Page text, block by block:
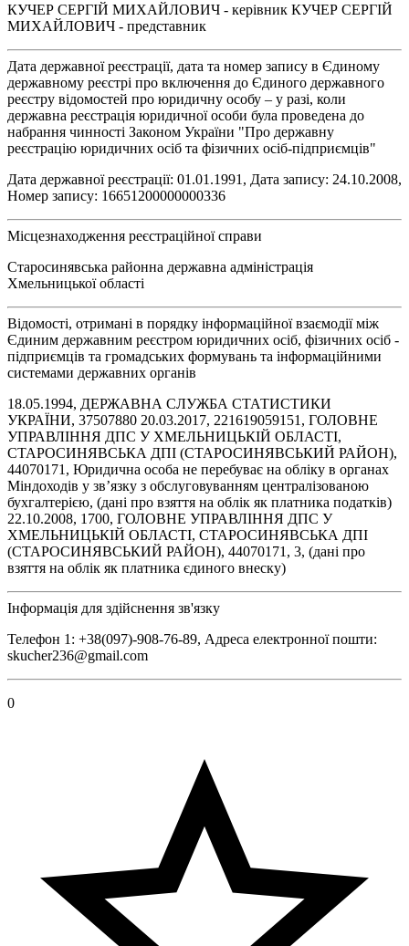
КУЧЕР СЕРГІЙ МИХАЙЛОВИЧ - керівник КУЧЕР СЕРГІЙ
МИХАЙЛОВИЧ - представник
Дата державної реєстрації, дата та номер запису в Єдиному
державному реєстрі про включення до Єдиного державного
реєстру відомостей про юридичну особу – у разі, коли
державна реєстрація юридичної особи була проведена до
набрання чинності Законом України "Про державну
реєстрацію юридичних осіб та фізичних осіб-підприємців"
Дата державної реєстрації: 01.01.1991, Дата запису: 24.10.2008,
Номер запису: 16651200000000336
Місцезнаходження реєстраційної справи
Старосинявська районна державна адміністрація
Хмельницької області
Відомості, отримані в порядку інформаційної взаємодії між
Єдиним державним реєстром юридичних осіб, фізичних осіб -
підприємців та громадських формувань та інформаційними
системами державних органів
18.05.1994, ДЕРЖАВНА СЛУЖБА СТАТИСТИКИ
УКРАЇНИ, 37507880 20.03.2017, 221619059151, ГОЛОВНЕ
УПРАВЛІННЯ ДПС У ХМЕЛЬНИЦЬКІЙ ОБЛАСТІ,
СТАРОСИНЯВСЬКА ДПІ (СТАРОСИНЯВСЬКИЙ РАЙОН),
44070171, Юридична особа не перебуває на обліку в органах
Міндоходів у зв’язку з обслуговуванням централізованою
бухгалтерією, (дані про взяття на облік як платника податків)
22.10.2008, 1700, ГОЛОВНЕ УПРАВЛІННЯ ДПС У
ХМЕЛЬНИЦЬКІЙ ОБЛАСТІ, СТАРОСИНЯВСЬКА ДПІ
(СТАРОСИНЯВСЬКИЙ РАЙОН), 44070171, 3, (дані про
взяття на облік як платника єдиного внеску)
Інформація для здійснення зв'язку
Телефон 1: +38(097)-908-76-89, Адреса електронної пошти:
skucher236@gmail.com
0